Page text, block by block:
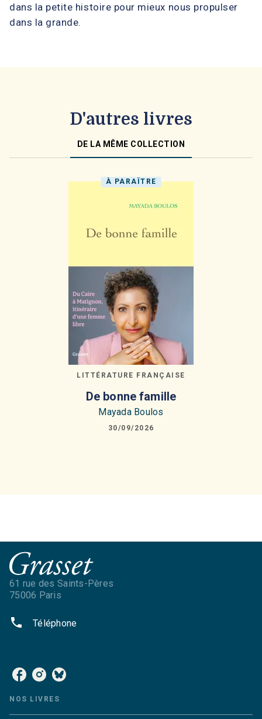
dans la petite histoire pour mieux nous propulser
dans la grande.
D'autres livres
DE LA MÊME COLLECTION
À PARAÎTRE
LITTÉRATURE FRANÇAISE
De bonne famille
Mayada Boulos
30/09/2026
61 rue des Saints-Pères
75006 Paris
phone Téléphone
NOS LIVRES